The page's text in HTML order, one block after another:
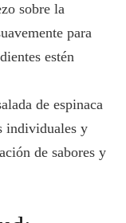
sobre la
para
estén
de espinaca
individuales y
de sabores y